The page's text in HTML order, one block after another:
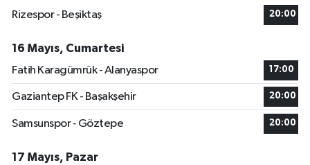
Rizespor - Beşiktaş
20:00
16 Mayıs, Cumartesi
Fatih Karagümrük - Alanyaspor
17:00
Gaziantep FK - Başakşehir 20:00
Samsunspor - Göztepe 20:00
17 Mayıs, Pazar